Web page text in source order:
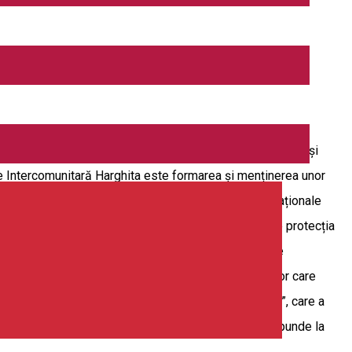
și prin asocierea cu a 36 U.AT.-uri (comune, orașe și
Harghita este formarea și menținerea unor
programelor regionale, naționale și internaționale
În același timp, scopul asociației este protecția
deosebit de importantă în procesul de dezvoltare
ajută munca, informarea și dezvoltarea persoanelor care
aplicației și site-ului ”Visit Harghita”, care a
Danube. Aceasta este singura platformă care răspunde la